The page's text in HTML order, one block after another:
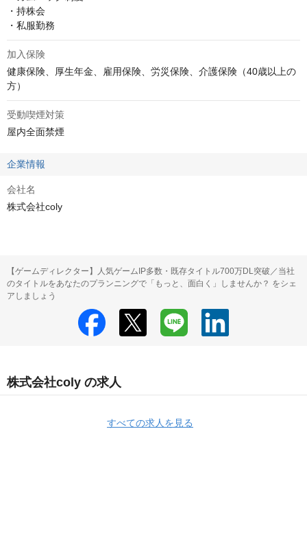
・持株会
・私服勤務
加入保険
健康保険、厚生年金、雇用保険、労災保険、介護保険（40歳以上の
方）
受動喫煙対策
屋内全面禁煙
企業情報
会社名
株式会社coly
【ゲームディレクター】人気ゲームIP多数・既存タイトル700万DL突破／当社
のタイトルをあなたのプランニングで「もっと、面白く」しませんか？ をシェ
アしましょう
株式会社coly の求人
すべての求人を見る